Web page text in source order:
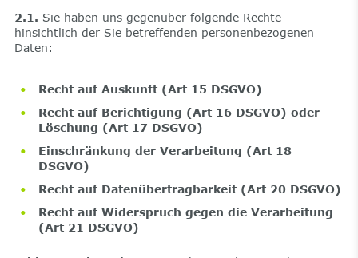
2.1. Sie haben uns gegenüber folgende Rechte
hinsichtlich der Sie betreffenden personenbezogenen
Daten:
Recht auf Auskunft (Art 15 DSGVO)
Recht auf Berichtigung (Art 16 DSGVO) oder
Löschung (Art 17 DSGVO)
Einschränkung der Verarbeitung (Art 18
DSGVO)
Recht auf Datenübertragbarkeit (Art 20 DSGVO)
Recht auf Widerspruch gegen die Verarbeitung
(Art 21 DSGVO)